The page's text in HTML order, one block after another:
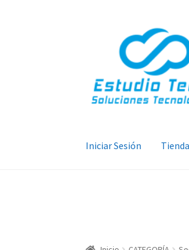
navegación
contenido
Iniciar Sesión Tienda